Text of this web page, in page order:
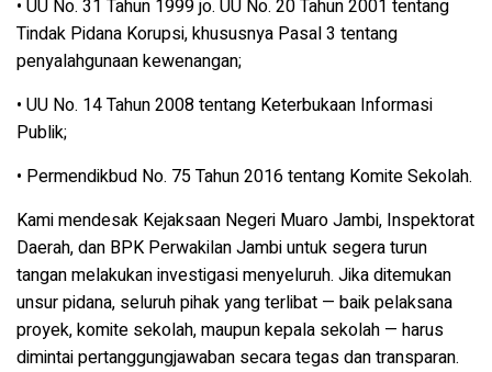
• UU No. 31 Tahun 1999 jo. UU No. 20 Tahun 2001 tentang
Tindak Pidana Korupsi, khususnya Pasal 3 tentang
penyalahgunaan kewenangan;
• UU No. 14 Tahun 2008 tentang Keterbukaan Informasi
Publik;
• Permendikbud No. 75 Tahun 2016 tentang Komite Sekolah.
Kami mendesak Kejaksaan Negeri Muaro Jambi, Inspektorat
Daerah, dan BPK Perwakilan Jambi untuk segera turun
tangan melakukan investigasi menyeluruh. Jika ditemukan
unsur pidana, seluruh pihak yang terlibat — baik pelaksana
proyek, komite sekolah, maupun kepala sekolah — harus
dimintai pertanggungjawaban secara tegas dan transparan.